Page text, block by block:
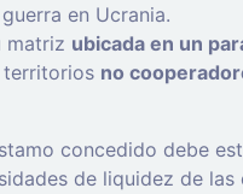
en Ucrania.
matriz ubicada en un
territorios no
concedido debe
de liquidez de las